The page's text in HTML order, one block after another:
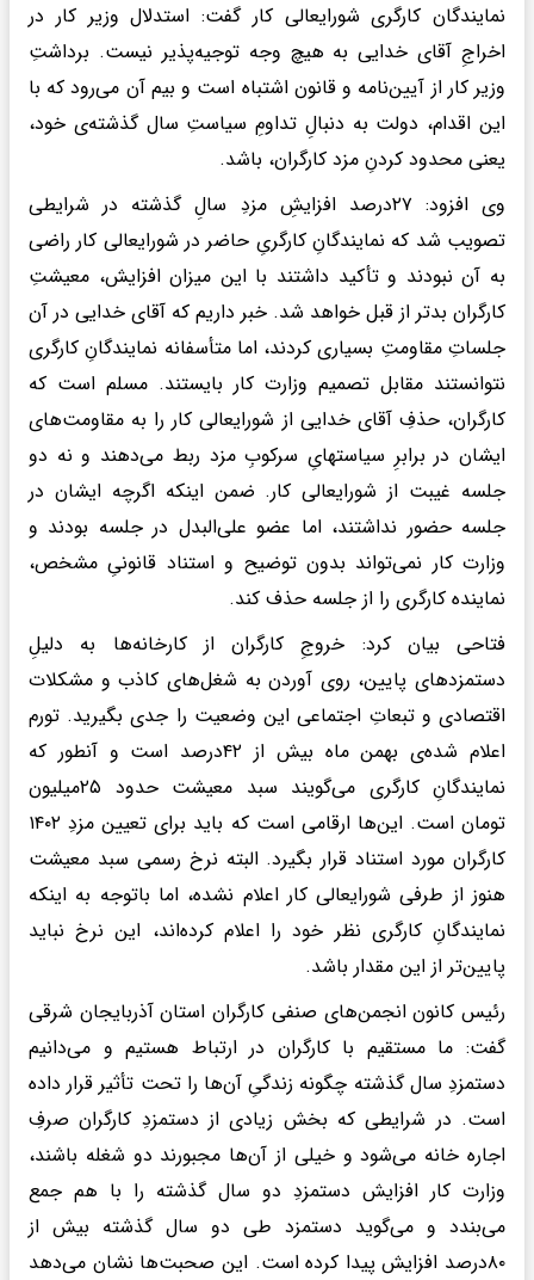
نمایندگان کارگری شورایعالی کار گفت: استدلال وزیر کار در
اخراجِ آقای خدایی به هیچ وجه توجیه‌پذیر نیست. برداشتِ
وزیر کار از آیین‌نامه و قانون اشتباه است و بیم آن می‌رود که با
این اقدام، دولت به دنبالِ تداومِ سیاستِ سال گذشته‌ی خود،
یعنی محدود کردنِ مزد کارگران، باشد.
وی افزود: ۲۷درصد افزایشِ مزدِ سالِ گذشته در شرایطی
تصویب شد که نمایندگانِ کارگریِ حاضر در شورایعالی کار راضی
به آن نبودند و تأکید داشتند با این میزان افزایش، معیشتِ
کارگران بدتر از قبل خواهد شد. خبر داریم که آقای خدایی در آن
جلساتِ مقاومتِ بسیاری کردند، اما متأسفانه نمایندگانِ کارگری
نتوانستند مقابل تصمیم وزارت کار بایستند. مسلم است که
کارگران، حذفِ آقای خدایی از شورایعالی کار را به مقاومت‌های
ایشان در برابرِ سیاستهایِ سرکوبِ مزد ربط می‌دهند و نه دو
جلسه غیبت از شورایعالی کار. ضمن اینکه اگرچه ایشان در
جلسه حضور نداشتند، اما عضو علی‌البدل در جلسه بودند و
وزارت کار نمی‌تواند بدون توضیح و استناد قانونیِ مشخص،
نماینده کارگری را از جلسه حذف کند.
فتاحی بیان کرد: خروجِ کارگران از کارخانه‌ها به دلیلِ
دستمزد‌های پایین، روی آوردن به شغل‌های کاذب و مشکلات
اقتصادی و تبعاتِ اجتماعی این وضعیت را جدی بگیرید. تورم
اعلام شده‌ی بهمن ماه بیش از ۴۲درصد است و آنطور که
نمایندگانِ کارگری می‌گویند سبد معیشت حدود ۲۵میلیون
تومان است. این‌ها ارقامی است که باید برای تعیین مزدِ ۱۴۰۲
کارگران مورد استناد قرار بگیرد. البته نرخ رسمی سبد معیشت
هنوز از طرفی شورایعالی کار اعلام نشده، اما باتوجه به اینکه
نمایندگانِ کارگری نظر خود را اعلام کرده‌اند، این نرخ نباید
پایین‌تر از این مقدار باشد.
رئیس کانون انجمن‌های صنفی کارگران استان آذربایجان شرقی
گفت: ما مستقیم با کارگران در ارتباط هستیم و می‌دانیم
دستمزدِ سال گذشته چگونه زندگیِ آن‌ها را تحت تأثیر قرار داده
است. در شرایطی که بخش زیادی از دستمزدِ کارگران صرفِ
اجاره خانه می‌شود و خیلی از آن‌ها مجبورند دو شغله باشند،
وزارت کار افزایش دستمزدِ دو سال گذشته را با هم جمع
می‌بندد و می‌گوید دستمزد طی دو سال گذشته بیش از
۸۰درصد افزایش پیدا کرده است. این صحبت‌ها نشان می‌دهد